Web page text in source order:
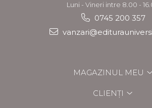
Luni - Vineri intre 8.00 -
0745 200 357
MAGAZINUL MEU
CLIENȚI